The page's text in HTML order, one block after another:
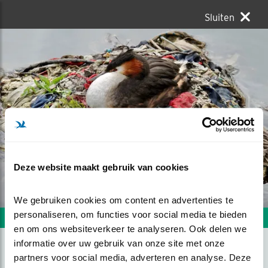
Deze website maakt gebruik van cookies
We gebruiken cookies om content en advertenties te
personaliseren, om functies voor social media te bieden
en om ons websiteverkeer te analyseren. Ook delen we
informatie over uw gebruik van onze site met onze
partners voor social media, adverteren en analyse. Deze
Sluiten
Volgende foto Vorige foto